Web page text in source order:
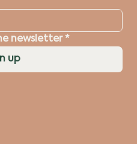
newsletter *
up